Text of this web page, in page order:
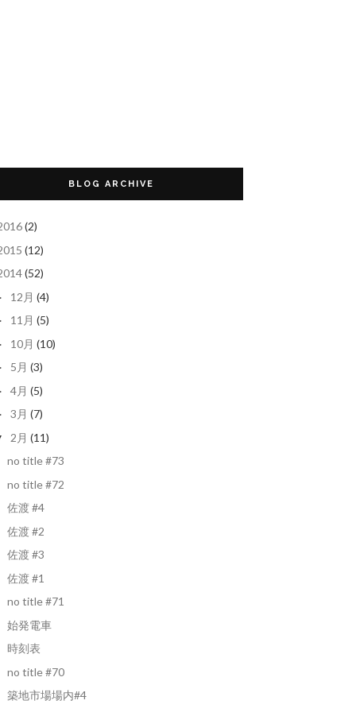
BLOG ARCHIVE
(2)
(12)
(52)
12月 (4)
11月 (5)
10月 (10)
5月 (3)
4月 (5)
3月 (7)
2月 (11)
no title #73
no title #72
佐渡 #4
佐渡 #2
佐渡 #3
佐渡 #1
no title #71
始発電車
時刻表
no title #70
築地市場場内#4